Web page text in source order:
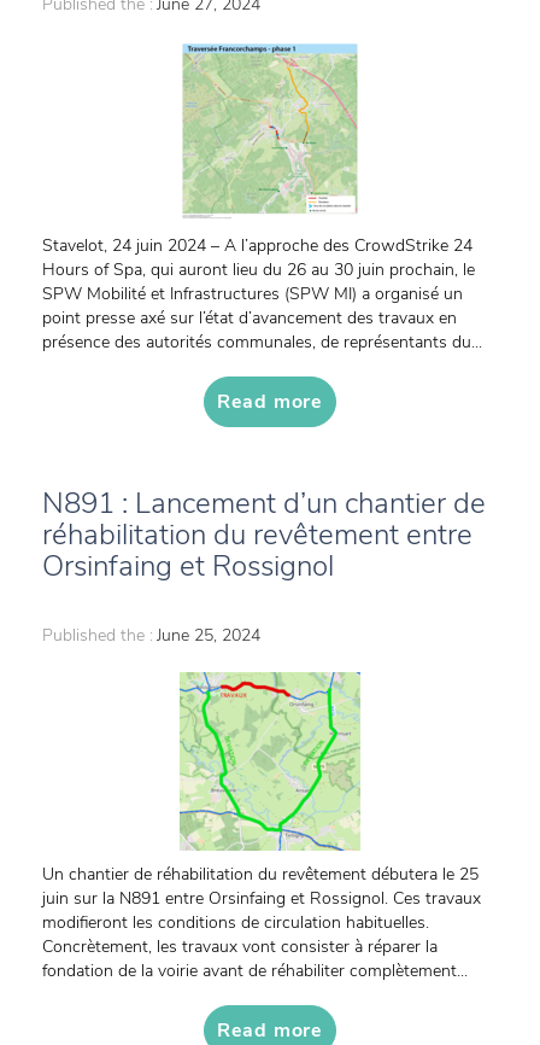
Stavelot, 24 juin 2024 – A l’approche des CrowdStrike 24
Hours of Spa, qui auront lieu du 26 au 30 juin prochain, le
SPW Mobilité et Infrastructures (SPW MI) a organisé un
point presse axé sur l’état d’avancement des travaux en
présence des autorités communales, de représentants du...
Read more
N891 : Lancement d’un chantier de
réhabilitation du revêtement entre
Orsinfaing et Rossignol
Published the : June 25, 2024
Un chantier de réhabilitation du revêtement débutera le 25
juin sur la N891 entre Orsinfaing et Rossignol. Ces travaux
modifieront les conditions de circulation habituelles.
Concrètement, les travaux vont consister à réparer la
fondation de la voirie avant de réhabiliter complètement...
Read more